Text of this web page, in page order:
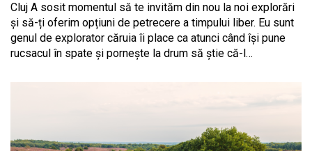
Cluj A sosit momentul să te invităm din nou la noi explorări
și să-ți oferim opțiuni de petrecere a timpului liber. Eu sunt
genul de explorator căruia îi place ca atunci când își pune
rucsacul în spate și pornește la drum să știe că-l…